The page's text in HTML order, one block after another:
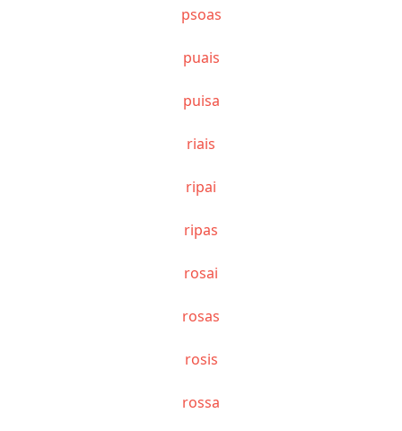
psoas
puais
puisa
riais
ripai
ripas
rosai
rosas
rosis
rossa